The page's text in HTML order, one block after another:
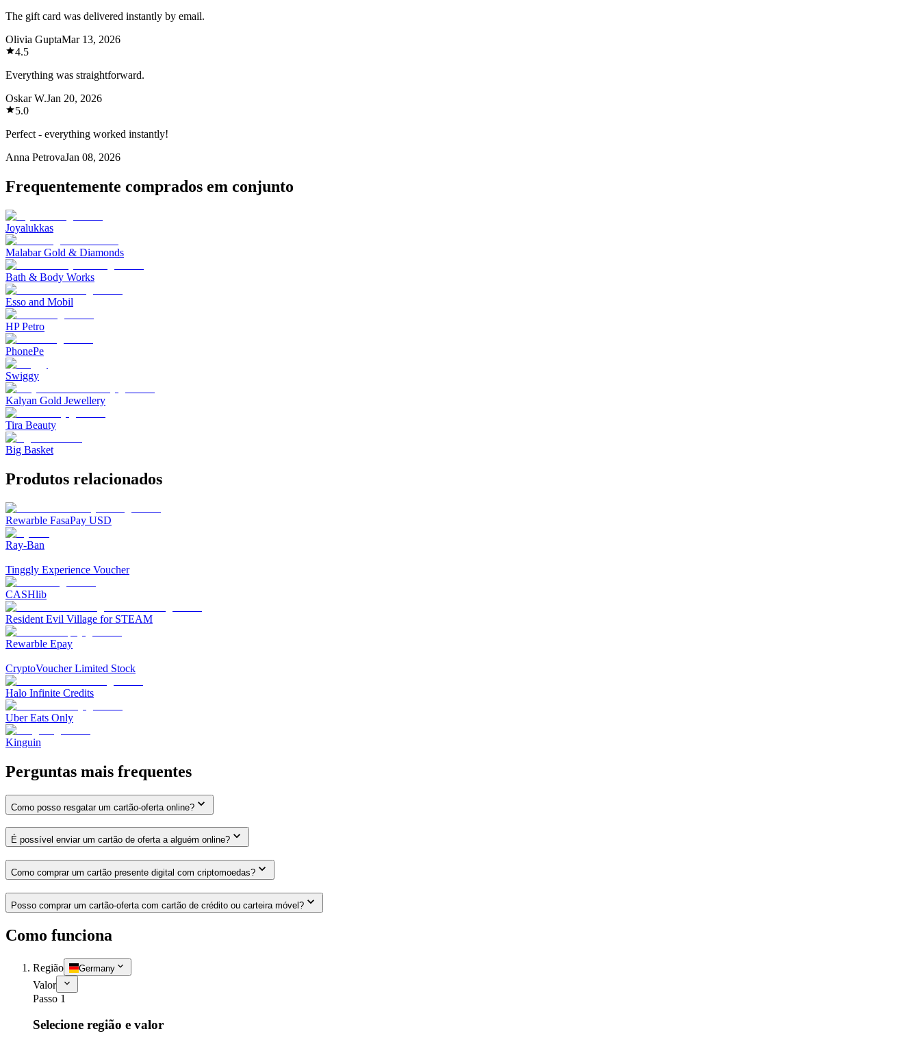
The gift card was delivered instantly by email.
Olivia GuptaMar 13, 2026
4.5
Everything was straightforward.
Oskar W.Jan 20, 2026
5.0
Perfect - everything worked instantly!
Anna PetrovaJan 08, 2026
Frequentemente comprados em conjunto
Joyalukkas
Malabar Gold & Diamonds
Bath & Body Works
Esso and Mobil
HP Petro
PhonePe
Swiggy
Kalyan Gold Jewellery
Tira Beauty
Big Basket
Produtos relacionados
Rewarble FasaPay USD
Ray-Ban
Tinggly Experience Voucher
CASHlib
Resident Evil Village for STEAM
Rewarble Epay
CryptoVoucher Limited Stock
Halo Infinite Credits
Uber Eats Only
Kinguin
Perguntas mais frequentes
Como posso resgatar um cartão-oferta online?
É possível enviar um cartão de oferta a alguém online?
Como comprar um cartão presente digital com criptomoedas?
Posso comprar um cartão-oferta com cartão de crédito ou carteira móvel?
Como funciona
Região Germany
Valor
Passo 1
Selecione região e valor